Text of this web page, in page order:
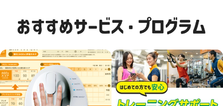
フロント
受付時間
土曜 10:00-20:00
日曜 10:00-18:00
祝日 10:00-18:00
受付時間です。
ジムエリア
営業時間
24時間
※基本営業時間以外はスタッフが常駐しない
セルフジムとなります。